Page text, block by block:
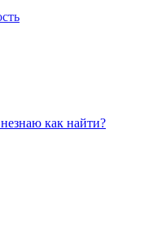
как найти?